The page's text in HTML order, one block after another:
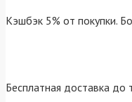
Кэшбэк 5% от покупки.
Бесплатная доставка до